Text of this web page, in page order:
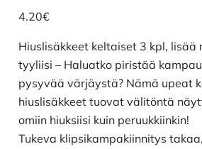
4.20€
Hiuslisäkkeet keltaiset 3 kpl, lisää
tyyliisi – Haluatko piristää
pysyvää värjäystä? Nämä upeat
hiuslisäkkeet tuovat välitöntä
omiin hiuksiisi kuin peruukkiinkin!
Tukeva klipsikampakiinnitys